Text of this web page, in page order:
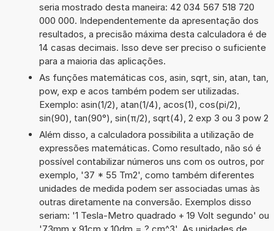
seria mostrado desta maneira: 42 034 567 518 720
000 000. Independentemente da apresentação dos
resultados, a precisão máxima desta calculadora é de
14 casas decimais. Isso deve ser preciso o suficiente
para a maioria das aplicações.
As funções matemáticas cos, asin, sqrt, sin, atan, tan,
pow, exp e acos também podem ser utilizadas.
Exemplo: asin(1/2), atan(1/4), acos(1), cos(pi/2),
sin(90), tan(90°), sin(π/2), sqrt(4), 2 exp 3 ou 3 pow 2
Além disso, a calculadora possibilita a utilização de
expressões matemáticas. Como resultado, não só é
possível contabilizar números uns com os outros, por
exemplo, '37 * 55 Tm2', como também diferentes
unidades de medida podem ser associadas umas às
outras diretamente na conversão. Exemplos disso
seriam: '1 Tesla-Metro quadrado + 19 Volt segundo' ou
'73mm x 91cm x 10dm = ? cm^3'. As unidades de